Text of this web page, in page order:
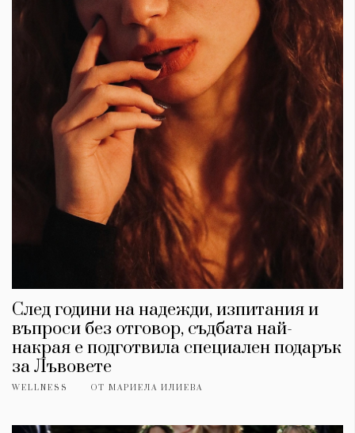
След години на надежди, изпитания и
въпроси без отговор, съдбата най-
накрая е подготвила специален подарък
за Лъвовете
WELLNESS ОТ МАРИЕЛА ИЛИЕВА